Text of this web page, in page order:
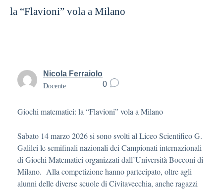
la “Flavioni” vola a Milano
Nicola Ferraiolo
Docente 0
Giochi matematici: la “Flavioni” vola a Milano
Sabato 14 marzo 2026 si sono svolti al Liceo Scientifico G.
Galilei le semifinali nazionali dei Campionati internazionali
di Giochi Matematici organizzati dall’Università Bocconi di
Milano. Alla competizione hanno partecipato, oltre agli
alunni delle diverse scuole di Civitavecchia, anche ragazzi